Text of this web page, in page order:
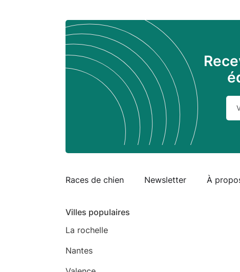
Races de chien Newsletter À
Villes populaires
La rochelle
Nantes